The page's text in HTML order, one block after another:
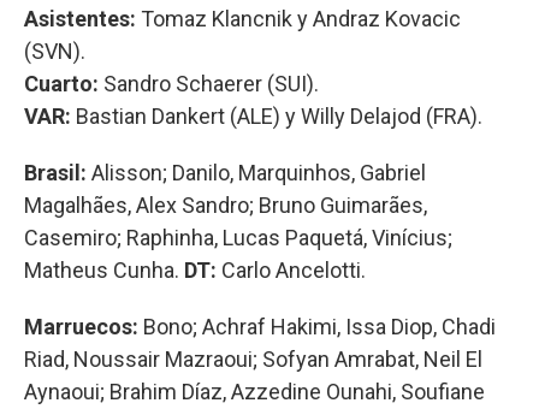
Asistentes: Tomaz Klancnik y Andraz Kovacic
(SVN).
Cuarto: Sandro Schaerer (SUI).
VAR: Bastian Dankert (ALE) y Willy Delajod (FRA).
Brasil: Alisson; Danilo, Marquinhos, Gabriel
Magalhães, Alex Sandro; Bruno Guimarães,
Casemiro; Raphinha, Lucas Paquetá, Vinícius;
Matheus Cunha. DT: Carlo Ancelotti.
Marruecos: Bono; Achraf Hakimi, Issa Diop, Chadi
Riad, Noussair Mazraoui; Sofyan Amrabat, Neil El
Aynaoui; Brahim Díaz, Azzedine Ounahi, Soufiane